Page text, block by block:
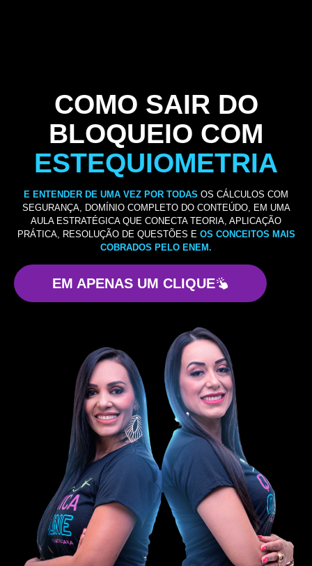
COMO SAIR DO
BLOQUEIO COM
ESTEQUIOMETRIA
E ENTENDER DE UMA VEZ POR TODAS OS CÁLCULOS COM
SEGURANÇA, DOMÍNIO COMPLETO DO CONTEÚDO, EM UMA
AULA ESTRATÉGICA QUE CONECTA TEORIA, APLICAÇÃO
PRÁTICA, RESOLUÇÃO DE QUESTÕES E OS CONCEITOS MAIS
COBRADOS PELO ENEM.
EM APENAS UM CLIQUE